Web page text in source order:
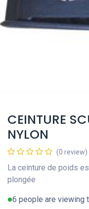
CEINTURE
NYLON
(0 review)
La ceinture de poids
plongée
6 people are viewing